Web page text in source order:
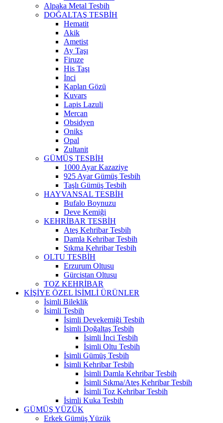
Alpaka Metal Tesbih
DOĞALTAŞ TESBİH
Hematit
Akik
Ametist
Ay Taşı
Firuze
His Taşı
İnci
Kaplan Gözü
Kuvars
Lapis Lazuli
Mercan
Obsidyen
Oniks
Opal
Zultanit
GÜMÜŞ TESBİH
1000 Ayar Kazaziye
925 Ayar Gümüş Tesbih
Taşlı Gümüş Tesbih
HAYVANSAL TESBİH
Bufalo Boynuzu
Deve Kemiği
KEHRİBAR TESBİH
Ateş Kehribar Tesbih
Damla Kehribar Tesbih
Sıkma Kehribar Tesbih
OLTU TESBİH
Erzurum Oltusu
Gürcistan Oltusu
TOZ KEHRİBAR
KİŞİYE ÖZEL İSİMLİ ÜRÜNLER
İsimli Bileklik
İsimli Tesbih
İsimli Devekemiği Tesbih
İsimli Doğaltaş Tesbih
İsimli İnci Tesbih
İsimli Oltu Tesbih
İsimli Gümüş Tesbih
İsimli Kehribar Tesbih
İsimli Damla Kehribar Tesbih
İsimli Sıkma/Ateş Kehribar Tesbih
İsimli Toz Kehribar Tesbih
İsimli Kuka Tesbih
GÜMÜŞ YÜZÜK
Erkek Gümüş Yüzük